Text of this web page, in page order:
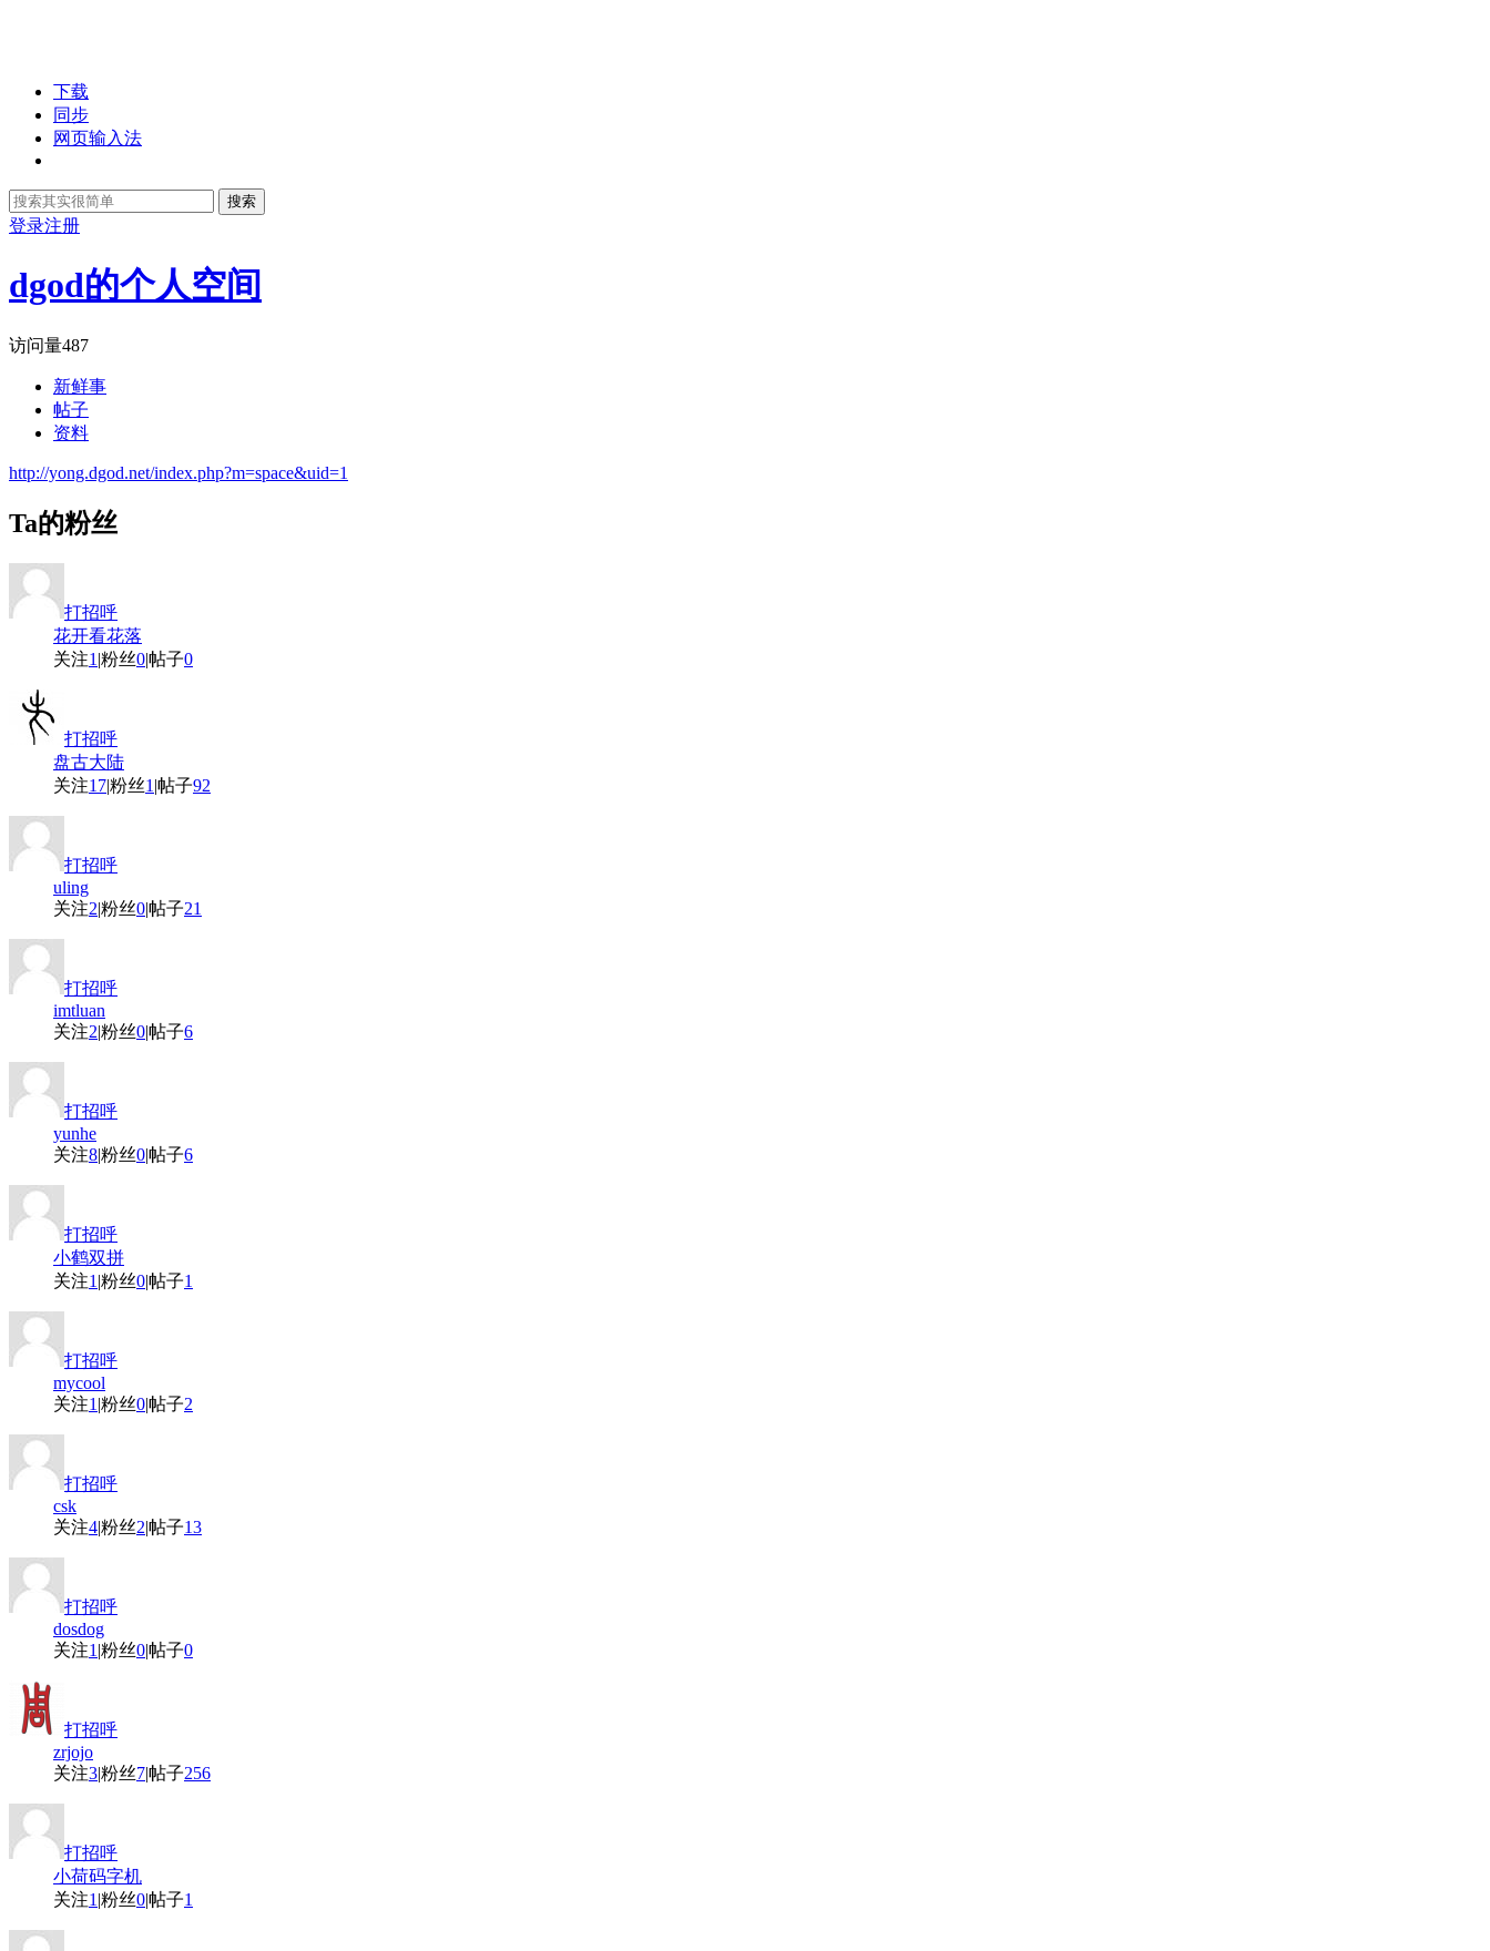
下载
同步
网页输入法
搜索
登录注册
dgod的个人空间
访问量487
新鲜事
帖子
资料
http://yong.dgod.net/index.php?m=space&uid=1
Ta的粉丝
打招呼
花开看花落
关注1 |粉丝0|帖子0
打招呼
盘古大陆
关注17|粉丝1 |帖子92
打招呼
uling
关注2|粉丝0|帖子21
打招呼
imtluan
关注2|粉丝0|帖子6
打招呼
yunhe
关注8|粉丝0|帖子6
打招呼
小鹤双拼
关注1 |粉丝0|帖子1
打招呼
mycool
关注1 |粉丝0|帖子2
打招呼
csk
关注4|粉丝2|帖子13
打招呼
dosdog
关注1 |粉丝0|帖子0
打招呼
zrjojo
关注3|粉丝7|帖子256
打招呼
小荷码字机
关注1 |粉丝0|帖子1